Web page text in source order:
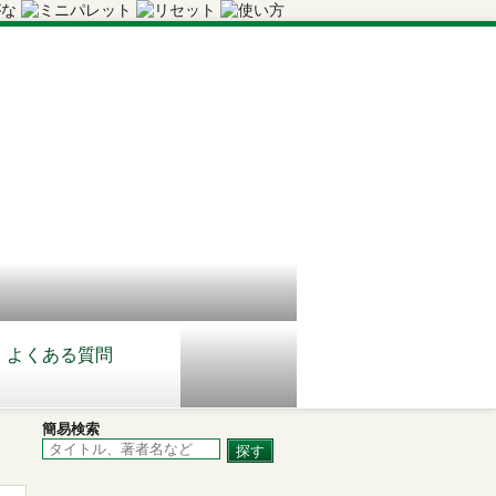
よくある質問
簡易検索